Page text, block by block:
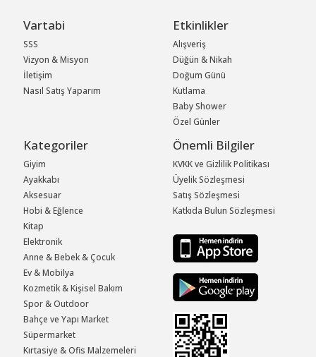
Vartabi
SSS
Vizyon & Misyon
İletişim
Nasıl Satış Yaparım
Etkinlikler
Alışveriş
Düğün & Nikah
Doğum Günü
Kutlama
Baby Shower
Özel Günler
Kategoriler
Giyim
Ayakkabı
Aksesuar
Hobi & Eğlence
Kitap
Elektronik
Anne & Bebek & Çocuk
Ev & Mobilya
Kozmetik & Kişisel Bakım
Spor & Outdoor
Bahçe ve Yapı Market
Süpermarket
Kırtasiye & Ofis Malzemeleri
Önemli Bilgiler
KVKK ve Gizlilik Politikası
Üyelik Sözleşmesi
Satış Sözleşmesi
Katkıda Bulun Sözleşmesi